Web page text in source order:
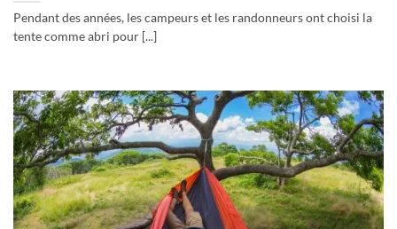
Pendant des années, les campeurs et les randonneurs ont choisi la
tente comme abri pour [...]